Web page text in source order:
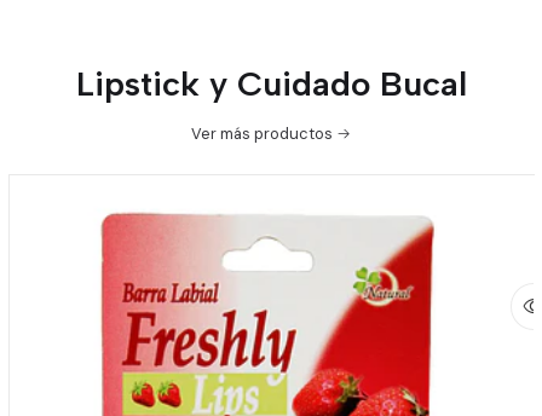
Lipstick y Cuidado Bucal
Ver más productos